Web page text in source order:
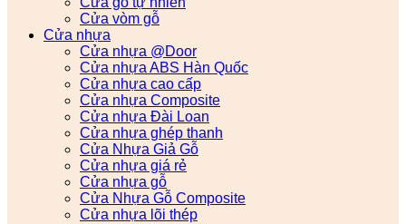
Cửa vòm gỗ
Cửa nhựa
Cửa nhựa @Door
Cửa nhựa ABS Hàn Quốc
Cửa nhựa cao cấp
Cửa nhựa Composite
Cửa nhựa Đài Loan
Cửa nhựa ghép thanh
Cửa Nhựa Giả Gỗ
Cửa nhựa giá rẻ
Cửa nhựa gỗ
Cửa Nhựa Gỗ Composite
Cửa nhựa lõi thép